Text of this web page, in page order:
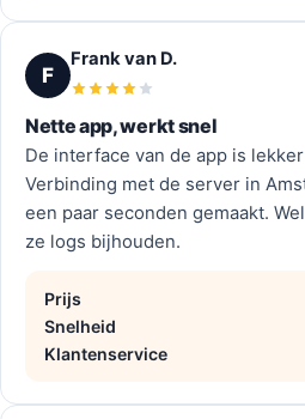
F
Frank van D.
Nette app, werkt snel
De interface van de app is
Verbinding met de server in
een paar seconden gemaakt.
ze logs bijhouden.
Prijs
Snelheid
Klantenservice